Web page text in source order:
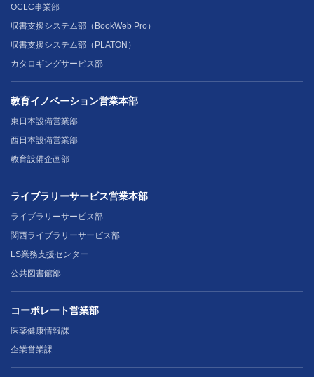
OCLC事業部
収書支援システム部（BookWeb Pro）
収書支援システム部（PLATON）
カタロギングサービス部
教育イノベーション営業本部
東日本設備営業部
西日本設備営業部
教育設備企画部
ライブラリーサービス営業本部
ライブラリーサービス部
関西ライブラリーサービス部
LS業務支援センター
公共図書館部
コーポレート営業部
医薬健康情報課
企業営業課